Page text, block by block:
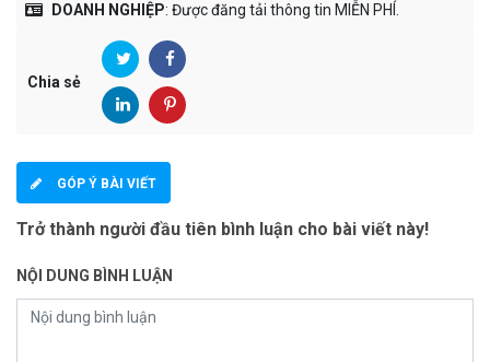
DOANH NGHIỆP: Được đăng tải thông tin MIỄN PHÍ.
Chia sẻ
GÓP Ý BÀI VIẾT
Trở thành người đầu tiên bình luận cho bài viết này!
NỘI DUNG BÌNH LUẬN